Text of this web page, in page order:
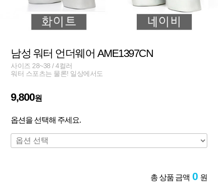
남성 워터 언더웨어 AME1397CN
사이즈 28~38 / 4컬러
워터 스포츠는 물론! 일상에서도
9,800원
옵션을 선택해 주세요.
총 상품 금액 0 원